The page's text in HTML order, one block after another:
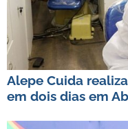
Alepe Cuida
em dois dias em